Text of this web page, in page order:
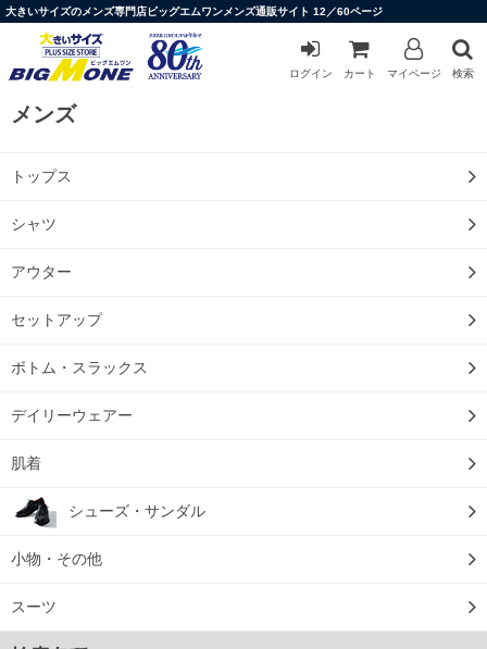
大きいサイズのメンズ専門店ビッグエムワンメンズ通販サイト 12／60ページ
ログイン カート マイページ 検索
メンズ
トップス
シャツ
アウター
セットアップ
ボトム・スラックス
デイリーウェアー
肌着
シューズ・サンダル
小物・その他
スーツ